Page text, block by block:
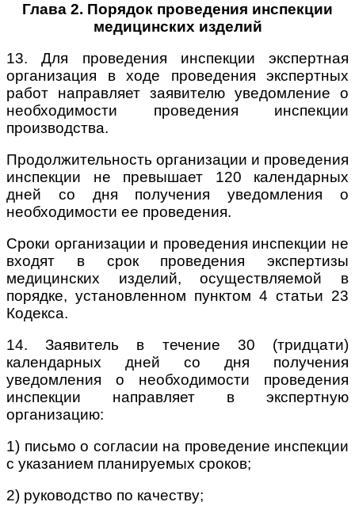
Глава 2. Порядок проведения инспекции
медицинских изделий
13. Для проведения инспекции экспертная
организация в ходе проведения экспертных
работ направляет заявителю уведомление о
необходимости проведения инспекции
производства.
Продолжительность организации и проведения
инспекции не превышает 120 календарных
дней со дня получения уведомления о
необходимости ее проведения.
Сроки организации и проведения инспекции не
входят в срок проведения экспертизы
медицинских изделий, осуществляемой в
порядке, установленном пунктом 4 статьи 23
Кодекса.
14. Заявитель в течение 30 (тридцати)
календарных дней со дня получения
уведомления о необходимости проведения
инспекции направляет в экспертную
организацию:
1) письмо о согласии на проведение инспекции
с указанием планируемых сроков;
2) руководство по качеству;